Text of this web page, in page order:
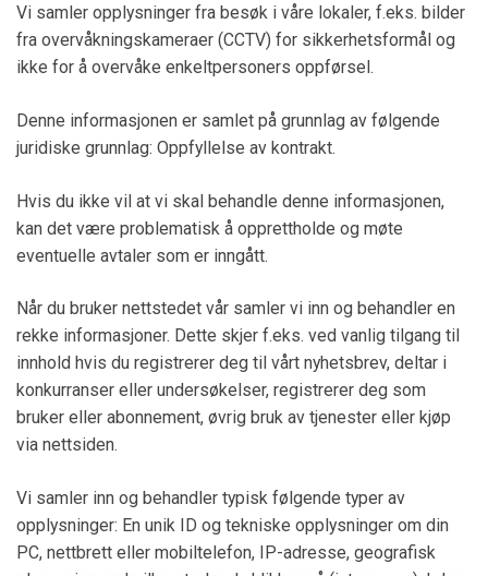
Vi samler opplysninger fra besøk i våre lokaler, f.eks. bilder
fra overvåkningskameraer (CCTV) for sikkerhetsformål og
ikke for å overvåke enkeltpersoners oppførsel.
Denne informasjonen er samlet på grunnlag av følgende
juridiske grunnlag: Oppfyllelse av kontrakt.
Hvis du ikke vil at vi skal behandle denne informasjonen,
kan det være problematisk å opprettholde og møte
eventuelle avtaler som er inngått.
Når du bruker nettstedet vår samler vi inn og behandler en
rekke informasjoner. Dette skjer f.eks. ved vanlig tilgang til
innhold hvis du registrerer deg til vårt nyhetsbrev, deltar i
konkurranser eller undersøkelser, registrerer deg som
bruker eller abonnement, øvrig bruk av tjenester eller kjøp
via nettsiden.
Vi samler inn og behandler typisk følgende typer av
opplysninger: En unik ID og tekniske opplysninger om din
PC, nettbrett eller mobiltelefon, IP-adresse, geografisk